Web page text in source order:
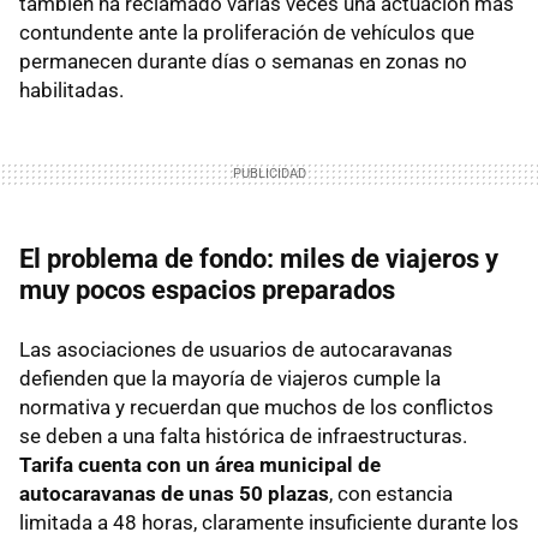
contundente ante la proliferación de vehículos que
permanecen durante días o semanas en zonas no
habilitadas.
El problema de fondo: miles de viajeros y
muy pocos espacios preparados
Las asociaciones de usuarios de autocaravanas
defienden que la mayoría de viajeros cumple la
normativa y recuerdan que muchos de los conflictos
se deben a una falta histórica de infraestructuras.
Tarifa cuenta con un área municipal de
autocaravanas de unas 50 plazas, con estancia
limitada a 48 horas, claramente insuficiente durante los